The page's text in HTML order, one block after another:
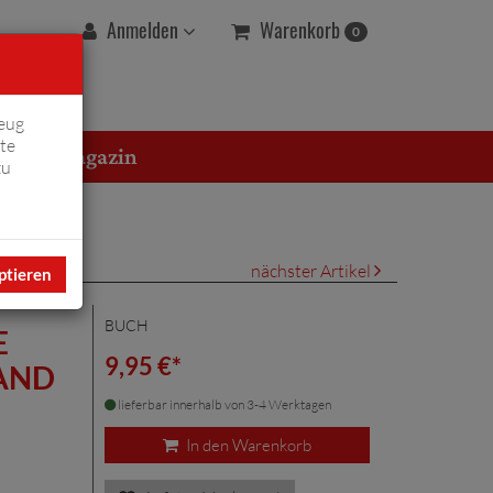
Anmelden Warenkorb 0
Magazin
nächster Artikel
BUCH
9,95 €*
lieferbar innerhalb von 3-4 Werktagen
In den Warenkorb